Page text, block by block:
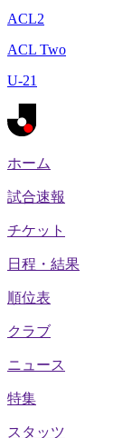
ACL2
ACL Two
U-21
ホーム
試合速報
チケット
日程・結果
順位表
クラブ
ニュース
特集
スタッツ